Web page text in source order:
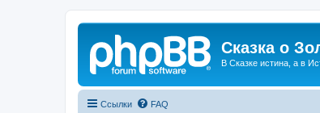
Сказка о
В Сказке истина, а в
Ссылки FAQ